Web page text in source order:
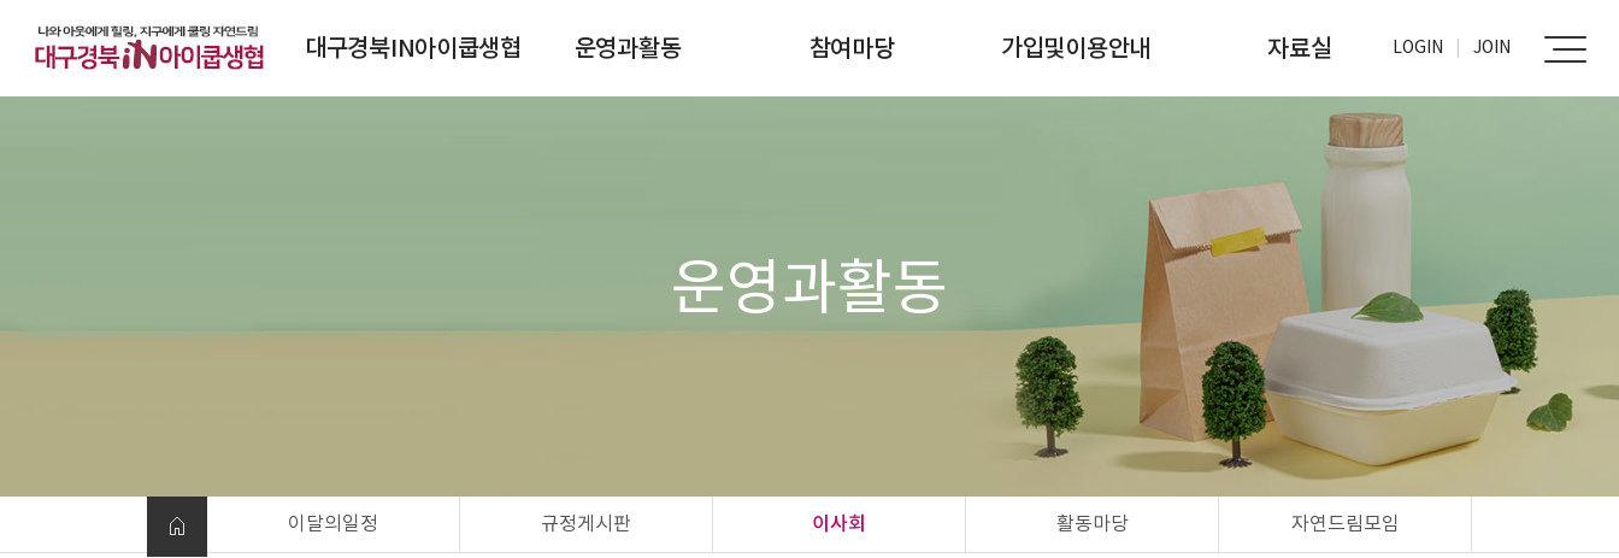
LOGIN JOIN
대구경북IN아이쿱생협 운영과활동
자연드림모임
참여마당
공간대여 신청
가입및이용안내 자료실
운영과활동
이달의일정 규정게시판 이사회 활동마당 자연드림모임